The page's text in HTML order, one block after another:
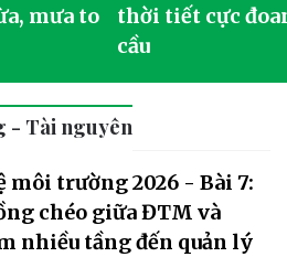
mưa to
thời tiết cực
cầu
- Tài nguyên
môi trường 2026 - Bài 7:
chéo giữa ĐTM và
nhiều tầng đến quản lý